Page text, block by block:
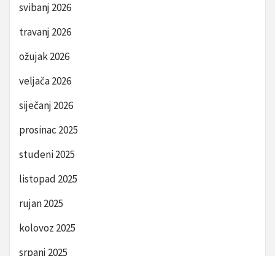
svibanj 2026
travanj 2026
ožujak 2026
veljača 2026
siječanj 2026
prosinac 2025
studeni 2025
listopad 2025
rujan 2025
kolovoz 2025
srpanj 2025